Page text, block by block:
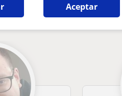
Aceptar
interesarte